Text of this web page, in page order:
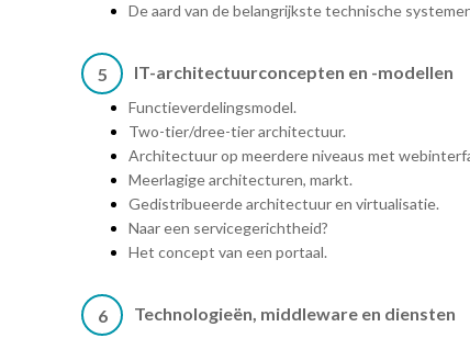
De aard van de belangrijkste technische
5 IT-architectuurconcepten en -modellen
Functieverdelingsmodel.
Two-tier/dree-tier architectuur.
Architectuur op meerdere niveaus met
Meerlagige architecturen, markt.
Gedistribueerde architectuur en virtualisatie.
Naar een servicegerichtheid?
Het concept van een portaal.
6 Technologieën, middleware en diensten